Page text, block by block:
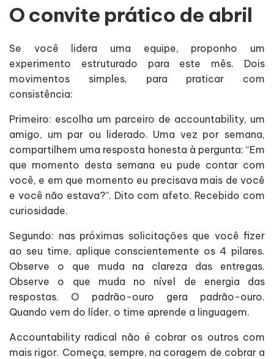
O convite prático de abril
Se você lidera uma equipe, proponho um
experimento estruturado para este mês. Dois
movimentos simples, para praticar com
consistência:
Primeiro: escolha um parceiro de accountability, um
amigo, um par ou liderado. Uma vez por semana,
compartilhem uma resposta honesta à pergunta: “Em
que momento desta semana eu pude contar com
você, e em que momento eu precisava mais de você
e você não estava?”. Dito com afeto. Recebido com
curiosidade.
Segundo: nas próximas solicitações que você fizer
ao seu time, aplique conscientemente os 4 pilares.
Observe o que muda na clareza das entregas.
Observe o que muda no nível de energia das
respostas. O padrão-ouro gera padrão-ouro.
Quando vem do líder, o time aprende a linguagem.
Accountability radical não é cobrar os outros com
mais rigor. Começa, sempre, na coragem de cobrar a